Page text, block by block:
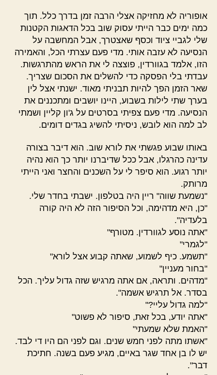
אופוריה לא מחזיקה אצלי הרבה זמן בדרך כלל. תוך
כמה ימים כבר הייתי עסוק שוב בכל הדאגות הקטנות
שלי לגביי ציוד וכסף שאצטרך, אבל המחשבה על
הנסיעה לא עזבה אותי. מדי פעם עצרתי הכל, והאמירה
הזו, אלמד בגוורדין, פוצצה לי את הראש מהתרגשות.
עבדתי בלי הפסקה כדי להשלים את הסכום שצריך.
שאר הזמן הפך להיות תבניתי מאוד. ישנתי אצל לין
בערך שתי לילות בשבוע, היינו יושבים ומתכננים את
הנסיעה. מדי פעם צפיתי בסרטים על ג'ון קליין ושמתי
לב למה הוא לובש, ניסיתי להשיג בגדים דומים.
באותו שבוע פגשתי את לורא שוב. הוא דיבר בצורה
עדינה כהרגלו, אבל ככל שדיברנו יותר כך הוא נהיה
יותר רגוע. הוא סיפר לי על השכנים והחצר ואני הייתי
מרותק.
"נשמעת שווה" ריין היה בטלפון. ישבתי בחדר שלי.
"כן, היא מדהימה, וכל הסיפור הזה לא היה קורה
בלעדיה".
"אתה נוסע לגוורדין. מטורף"
"לגמרי"
"תשמע. כיף לשמוע, שאתה קבוע אצל לורא"
"בחור מעניין"
"מדהים. ותראה, אם אתה מרגיש שזה גדול עליך. הכל
בסדר. אל תרגיש אשמה".
"למה גדול עליי?"
"אתה יודע, בכל זאת, סיפור לא פשוט"
"האמת שלא שמעתי"
"אשתו מתה לפני חמש שנים. וגם לפני הם היו די לבד.
יש לו בן אחד שגר באיים, מגיע פעם בשנה. חתיכת
דבר".